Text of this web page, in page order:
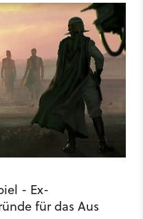
- Ex-
für das Aus